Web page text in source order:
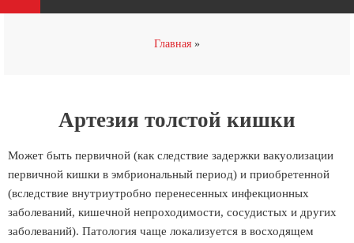
Главная
Артезия толстой кишки
Может быть первичной (как следствие задержки вакуолизации
первичной кишки в эмбриональный период) и приобретенной
(вследствие внутриутробно перенесенных инфекционных
заболеваний, кишечной непроходимости, сосудистых и других
заболеваний). Патология чаще локализуется в восходящем